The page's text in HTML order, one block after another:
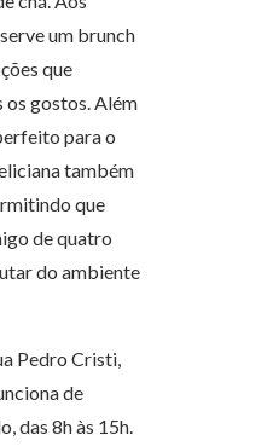
um brunch
que
os gostos. Além
para o
também
que
de quatro
do ambiente
Pedro Cristi,
de
das 8h às 15h.